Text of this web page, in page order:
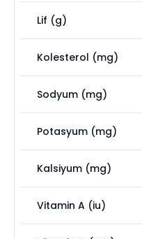
Lif (g)
Kolesterol (mg)
Sodyum (mg)
Potasyum (mg)
Kalsiyum (mg)
Vitamin A (iu)